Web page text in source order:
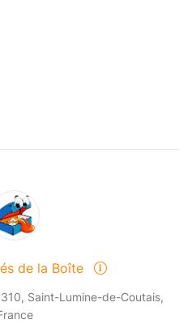
de la Boîte
Saint-Lumine-de-Coutais,